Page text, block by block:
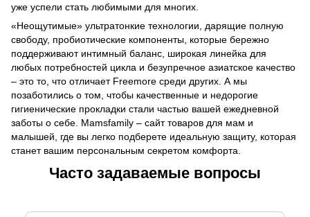
уже успели стать любимыми для многих.
«Неощутимые» ультратонкие технологии, дарящие полную
свободу, пробиотические компоненты, которые бережно
поддерживают интимный баланс, широкая линейка для
любых потребностей цикла и безупречное азиатское качество
– это то, что отличает Freemore среди других. А мы
позаботились о том, чтобы качественные и недорогие
гигиенические прокладки стали частью вашей ежедневной
заботы о себе. Mamsfamily – сайт товаров для мам и
малышей, где вы легко подберете идеальную защиту, которая
станет вашим персональным секретом комфорта.
Часто задаваемые вопросы